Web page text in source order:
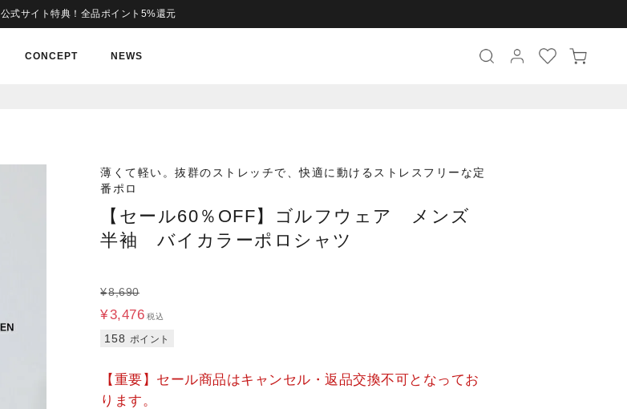
公式サイト特典！全品ポイント5%還元
CONCEPT NEWS
薄くて軽い。抜群のストレッチで、快適に動けるストレスフリーな定
番ポロ
【セール60％OFF】ゴルフウェア メンズ
半袖 バイカラーポロシャツ
¥8,690
¥3,476 税込
158 ポイント
【重要】セール商品はキャンセル・返品交換不可となってお
ります。